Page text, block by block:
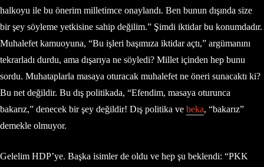
halkoyu ile bu önerim milletimce onaylandı. Ben bunun dışında size
bir şey söyleme yetkisine sahip değilim.” Şimdi iktidar bu konumdadır.
Muhalefet kamuoyuna, “Bu işleri başımıza iktidar açtı,” argümanını
tekrarladı durdu, ama dışarıya ne söyledi? Millet içinden hep bunu
sordu. Muhataplarla masaya oturacak muhalefet ne öneri sunacaktı ki?
Bu net değildir. Bu dış politikada, “Efendim, masaya oturunca
bakarız,” denecek bir şey değildir! Dış politika ve beka, “bakarız”
demekle olmuyor.
Gelelim HDP’ye. Başka isimler de oldu ve hep şu beklendi: “PKK